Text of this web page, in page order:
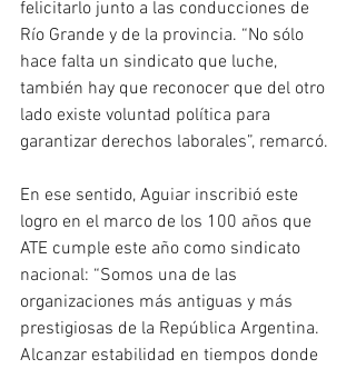
felicitarlo junto a las conducciones de
Río Grande y de la provincia. “No sólo
hace falta un sindicato que luche,
también hay que reconocer que del otro
lado existe voluntad política para
garantizar derechos laborales”, remarcó.
En ese sentido, Aguiar inscribió este
logro en el marco de los 100 años que
ATE cumple este año como sindicato
nacional: “Somos una de las
organizaciones más antiguas y más
prestigiosas de la República Argentina.
Alcanzar estabilidad en tiempos donde